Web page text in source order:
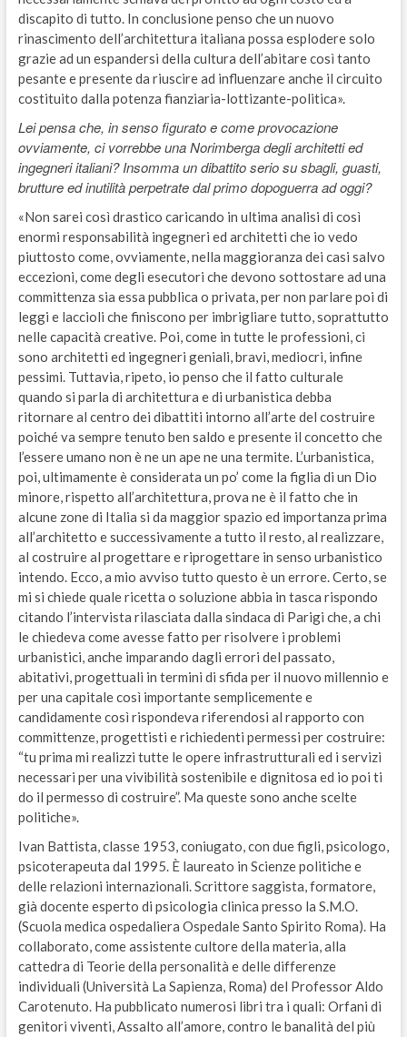
discapito di tutto. In conclusione penso che un nuovo
rinascimento dell’architettura italiana possa esplodere solo
grazie ad un espandersi della cultura dell’abitare così tanto
pesante e presente da riuscire ad influenzare anche il circuito
costituito dalla potenza fianziaria-lottizante-politica».
Lei pensa che, in senso figurato e come provocazione
ovviamente, ci vorrebbe una Norimberga degli architetti ed
ingegneri italiani? Insomma un dibattito serio su sbagli, guasti,
brutture ed inutilità perpetrate dal primo dopoguerra ad oggi?
«Non sarei così drastico caricando in ultima analisi di così
enormi responsabilità ingegneri ed architetti che io vedo
piuttosto come, ovviamente, nella maggioranza dei casi salvo
eccezioni, come degli esecutori che devono sottostare ad una
committenza sia essa pubblica o privata, per non parlare poi di
leggi e laccioli che finiscono per imbrigliare tutto, soprattutto
nelle capacità creative. Poi, come in tutte le professioni, ci
sono architetti ed ingegneri geniali, bravi, mediocri, infine
pessimi. Tuttavia, ripeto, io penso che il fatto culturale
quando si parla di architettura e di urbanistica debba
ritornare al centro dei dibattiti intorno all’arte del costruire
poiché va sempre tenuto ben saldo e presente il concetto che
l’essere umano non è ne un ape ne una termite. L’urbanistica,
poi, ultimamente è considerata un po’ come la figlia di un Dio
minore, rispetto all’architettura, prova ne è il fatto che in
alcune zone di Italia si da maggior spazio ed importanza prima
all’architetto e successivamente a tutto il resto, al realizzare,
al costruire al progettare e riprogettare in senso urbanistico
intendo. Ecco, a mio avviso tutto questo è un errore. Certo, se
mi si chiede quale ricetta o soluzione abbia in tasca rispondo
citando l’intervista rilasciata dalla sindaca di Parigi che, a chi
le chiedeva come avesse fatto per risolvere i problemi
urbanistici, anche imparando dagli errori del passato,
abitativi, progettuali in termini di sfida per il nuovo millennio e
per una capitale così importante semplicemente e
candidamente così rispondeva riferendosi al rapporto con
committenze, progettisti e richiedenti permessi per costruire:
“tu prima mi realizzi tutte le opere infrastrutturali ed i servizi
necessari per una vivibilità sostenibile e dignitosa ed io poi ti
do il permesso di costruire”. Ma queste sono anche scelte
politiche».
Ivan Battista, classe 1953, coniugato, con due figli, psicologo,
psicoterapeuta dal 1995. È laureato in Scienze politiche e
delle relazioni internazionali. Scrittore saggista, formatore,
già docente esperto di psicologia clinica presso la S.M.O.
(Scuola medica ospedaliera Ospedale Santo Spirito Roma). Ha
collaborato, come assistente cultore della materia, alla
cattedra di Teorie della personalità e delle differenze
individuali (Università La Sapienza, Roma) del Professor Aldo
Carotenuto. Ha pubblicato numerosi libri tra i quali: Orfani di
genitori viventi, Assalto all’amore, contro le banalità del più